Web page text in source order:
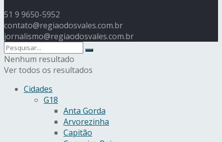
51 9 9650-5952
contato@regiaodosvales.com.br
jornalismo@regiaodosvales.com.br
Nenhum resultado
Ver todos os resultados
Cidades
G18
Anta Gorda
Arvorezinha
Capitão